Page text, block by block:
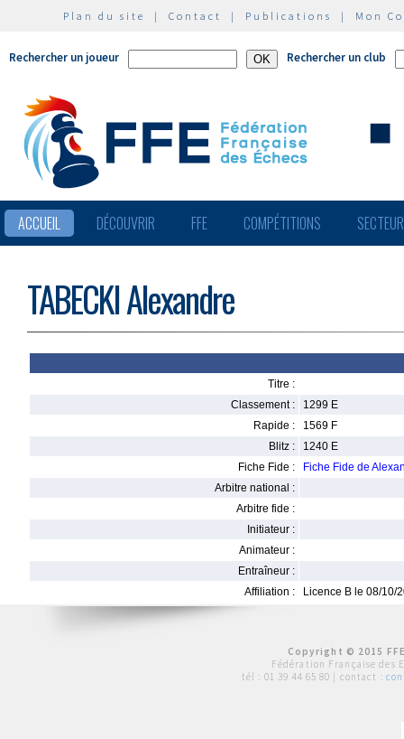
Plan du site | Contact | Publications | Mon
Rechercher un joueur Rechercher un club
ACCUEIL DÉCOUVRIR FFE COMPÉTITIONS
TABECKI Alexandre
Titre :
Classement :
1299 E
Rapide :
1569 F
Blitz :
1240 E
Fiche Fide :
Fiche Fide de
Arbitre national :
Arbitre fide :
Initiateur :
Animateur :
Entraîneur :
Affiliation :
Licence B le 08/10/
Copyright © 2015
Fédération Française des
tél : 01 39 44 65 80 | contact :